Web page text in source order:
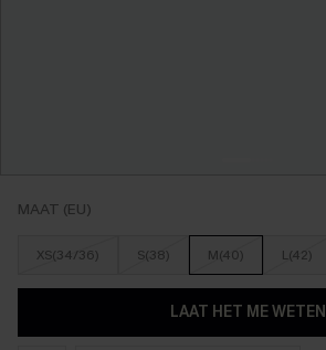
MAAT (EU)
XS(34/36) S(38) M(40) L(42)
LAAT HET ME WETEN